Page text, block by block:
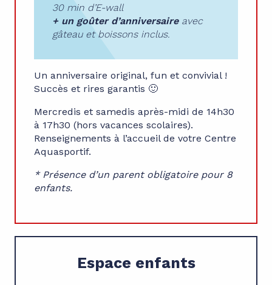
30 min d’E-wall
+ un goûter d’anniversaireavec
gâteau et boissons inclus.
Un anniversaire original, fun et convivial !
Succès et rires garantis 🙂
Mercredis et samedis après-midi de 14h30
à 17h30 (hors vacances scolaires).
Renseignements à l’accueil de votre Centre
Aquasportif.
* Présence d’un parent obligatoire pour 8
enfants.
Espace enfants